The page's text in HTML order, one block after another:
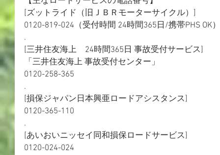
[ズットライド（旧ＪＢＲモーターサイクル）]
0120-819-024（受付時間 24時間365日/携帯PHS OK）
.
[三井住友海上　24時間365日 事故受付サービス]
「三井住友海上 事故受付センター」
0120-258-365
.
[損保ジャパン日本興亜ロードアシスタンス]
0120-365-110
.
[あいおいニッセイ同和損保ロードサービス]
0120-024-024